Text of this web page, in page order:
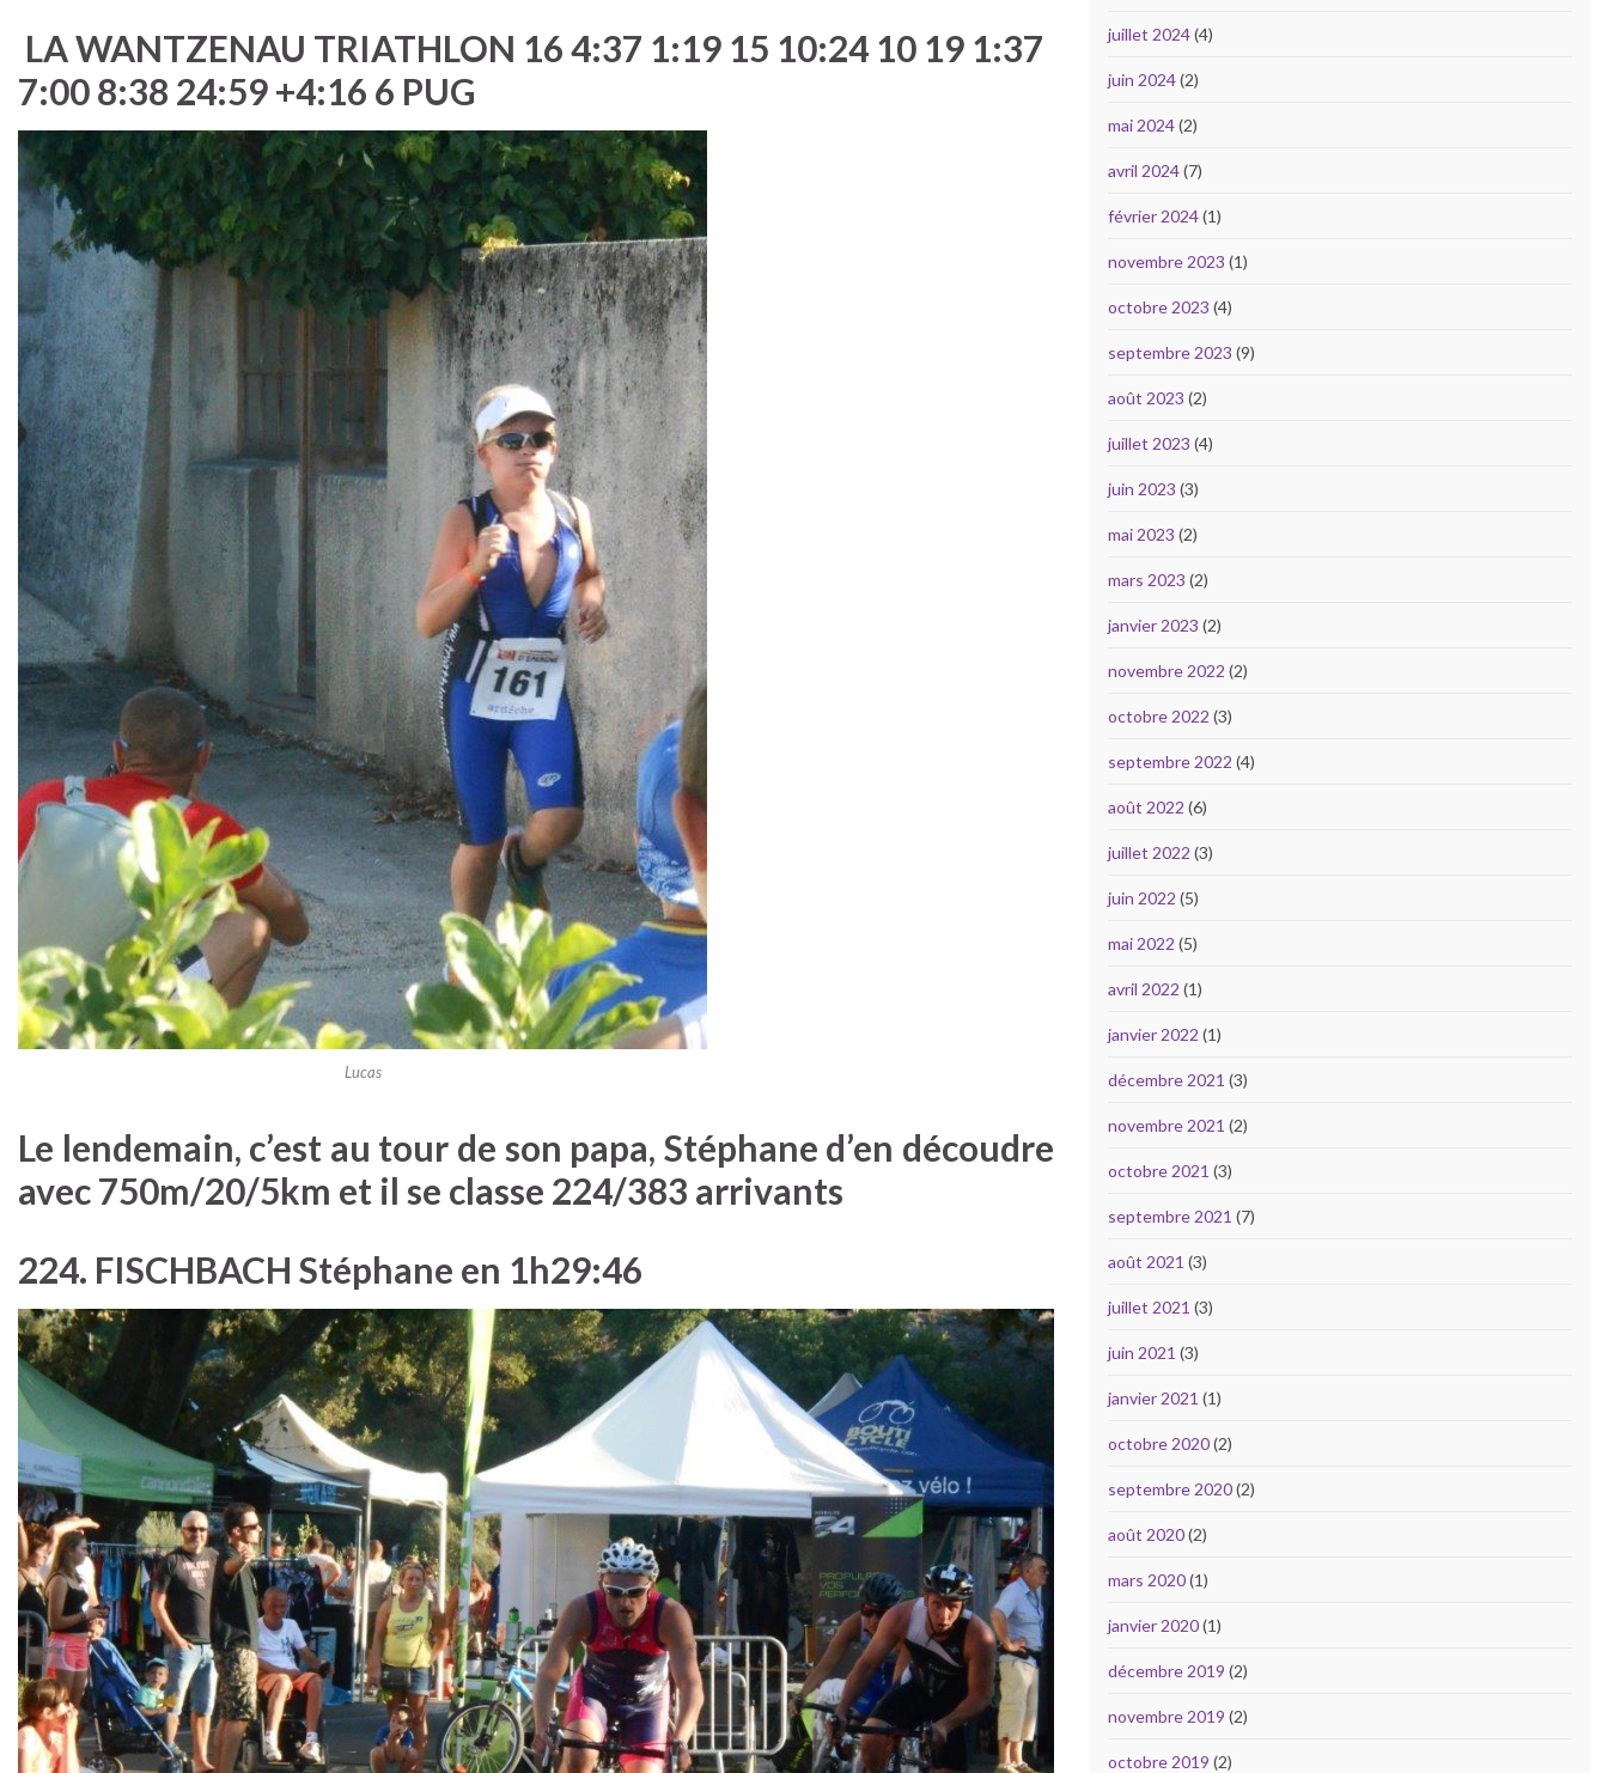
LA WANTZENAU TRIATHLON 16 4:37 1:19 15 10:24 10 19 1:37
7:00 8:38 24:59 +4:16 6 PUG
Lucas
Le lendemain, c’est au tour de son papa, Stéphane d’en découdre
avec 750m/20/5km et il se classe 224/383 arrivants
224. FISCHBACH Stéphane en 1h29:46
juillet 2024(4)
juin 2024(2)
mai 2024(2)
avril 2024(7)
février 2024(1)
novembre 2023 (1)
octobre 2023 (4)
septembre 2023 (9)
août 2023 (2)
juillet 2023 (4)
juin 2023 (3)
mai 2023 (2)
mars 2023 (2)
janvier 2023 (2)
novembre 2022 (2)
octobre 2022 (3)
septembre 2022 (4)
août 2022 (6)
juillet 2022 (3)
juin 2022 (5)
mai 2022 (5)
avril 2022 (1)
janvier 2022 (1)
décembre 2021 (3)
novembre 2021 (2)
octobre 2021 (3)
septembre 2021 (7)
août 2021 (3)
juillet 2021 (3)
juin 2021 (3)
janvier 2021 (1)
octobre 2020(2)
septembre 2020(2)
août 2020(2)
mars 2020(1)
janvier 2020(1)
décembre 2019 (2)
novembre 2019 (2)
octobre 2019 (2)